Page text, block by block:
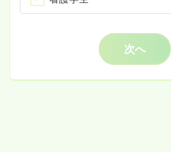
次へ